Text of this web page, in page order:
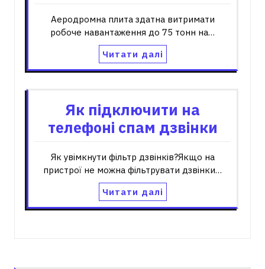
Аеродромна плита здатна витримати
робоче навантаження до 75 тонн на…
Читати далі
Як підключити на
телефоні спам дзвінки
Як увімкнути фільтр дзвінків?Якщо на
пристрої не можна фільтрувати дзвінки…
Читати далі